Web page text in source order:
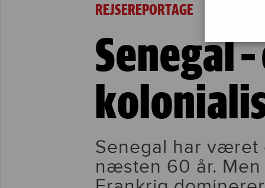
REJSEREPORTAGE
Senegal
Senegal har
næsten 60 år.